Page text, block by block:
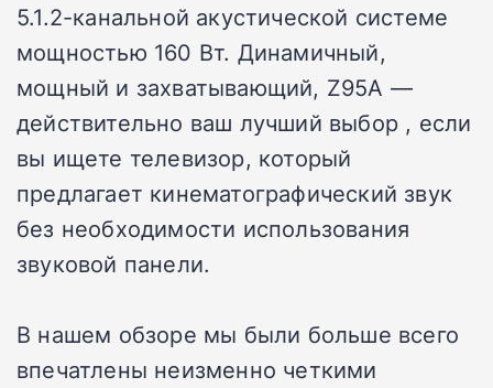
5.1.2-канальной акустической системе
мощностью 160 Вт. Динамичный,
мощный и захватывающий, Z95A —
действительно ваш лучший выбор , если
вы ищете телевизор, который
предлагает кинематографический звук
без необходимости использования
звуковой панели.
В нашем обзоре мы были больше всего
впечатлены неизменно четкими